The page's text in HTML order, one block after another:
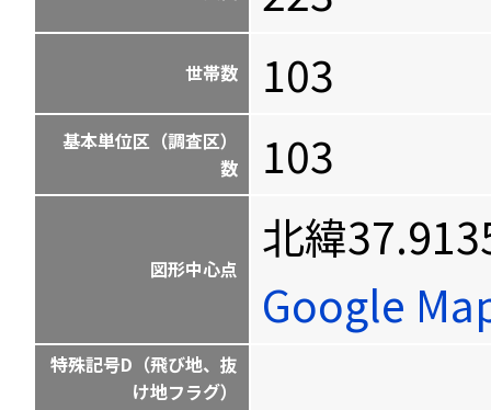
世帯数 103
基本単位区（調査区）
数
103
図形中心点
北緯
Google
特殊記号D（飛び地、抜
け地フラグ）